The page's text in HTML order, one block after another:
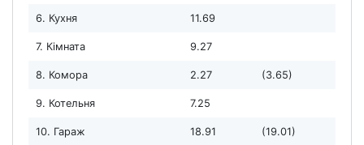
6. Кухня 11.69
7. Кімната 9.27
8. Комора 2.27 (3.65)
9. Котельня 7.25
10. Гараж 18.91 (19.01)